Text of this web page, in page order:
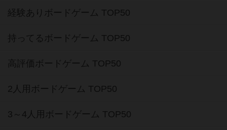
経験ありボードゲーム TOP50
持ってるボードゲーム TOP50
高評価ボードゲーム TOP50
2人用ボードゲーム TOP50
3～4人用ボードゲーム TOP50